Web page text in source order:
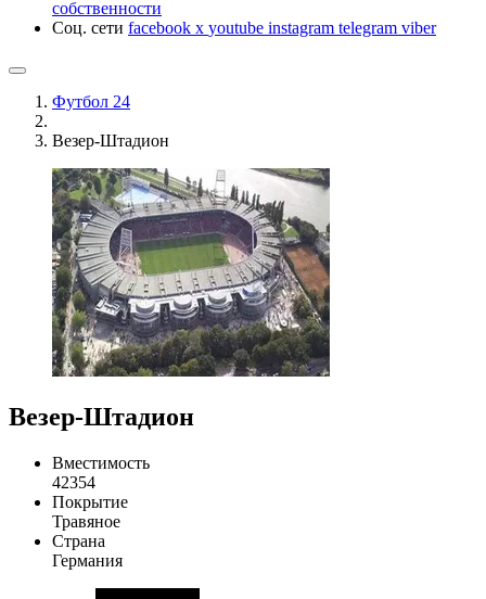
собственности
Соц. сети facebook x youtube instagram telegram viber
Футбол 24
Везер-Штадион
Везер-Штадион
Вместимость
42354
Покрытие
Травяное
Страна
Германия